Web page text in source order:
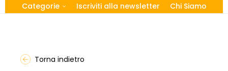
Categorie Iscriviti alla newsletter Chi Siamo
Torna indietro